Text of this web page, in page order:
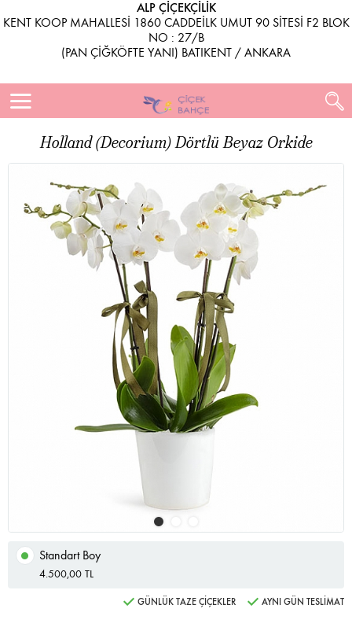
ALP ÇİÇEKÇİLİK
KENT KOOP MAHALLESİ 1860 CADDEİLK UMUT 90 SİTESİ F2 BLOK
NO : 27/B
(PAN ÇİĞKÖFTE YANI) BATIKENT / ANKARA
Holland (Decorium) Dörtlü Beyaz Orkide
Standart Boy
4.500,00 TL
GÜNLÜK TAZE ÇİÇEKLER AYNI GÜN TESLİMAT